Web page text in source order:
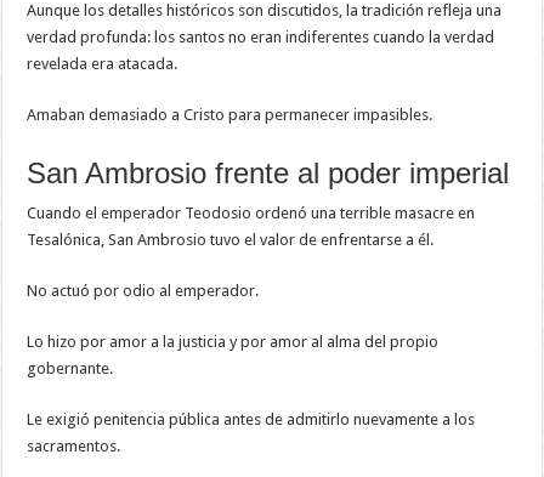
Aunque los detalles históricos son discutidos, la tradición refleja una
verdad profunda: los santos no eran indiferentes cuando la verdad
revelada era atacada.
Amaban demasiado a Cristo para permanecer impasibles.
San Ambrosio frente al poder imperial
Cuando el emperador Teodosio ordenó una terrible masacre en
Tesalónica, San Ambrosio tuvo el valor de enfrentarse a él.
No actuó por odio al emperador.
Lo hizo por amor a la justicia y por amor al alma del propio
gobernante.
Le exigió penitencia pública antes de admitirlo nuevamente a los
sacramentos.